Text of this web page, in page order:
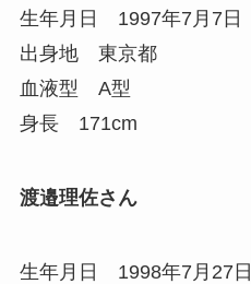
生年月日 1997年7月7日
出身地 東京都
血液型 A型
身長 171cm
渡邉理佐さん
生年月日 1998年7月27日